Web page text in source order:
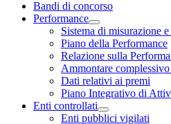
Bandi di concorso
Performance
Sistema di misurazione
Piano della Performance
Relazione sulla
Ammontare
Dati relativi ai premi
Piano Integrativo di
Enti controllati
Enti pubblici vigilati